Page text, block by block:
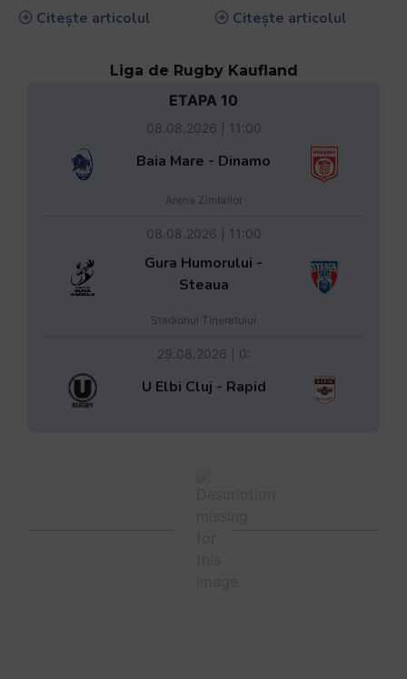
Citește articolul
Citește articolul
Liga de Rugby Kaufland
ETAPA 10
08.08.2026 | 11:00
Baia Mare - Dinamo
Arena Zimbrilor
08.08.2026 | 11:00
Gura Humorului -
Steaua
Stadionul Tineretului
29.08.2026 | 0:
U Elbi Cluj - Rapid